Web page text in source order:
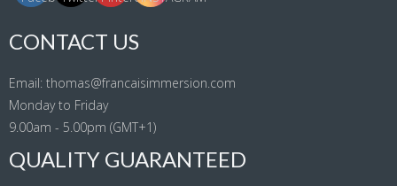
CONTACT US
Email: thomas@francaisimmersion.com
Monday to Friday
9.00am - 5.00pm (GMT+1)
QUALITY GUARANTEED